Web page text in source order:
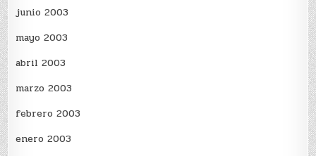
junio 2003
mayo 2003
abril 2003
marzo 2003
febrero 2003
enero 2003